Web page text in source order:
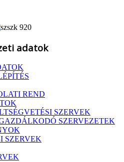
adatok
REND
SZERVEK
SZERVEZETEK
SZERVEK